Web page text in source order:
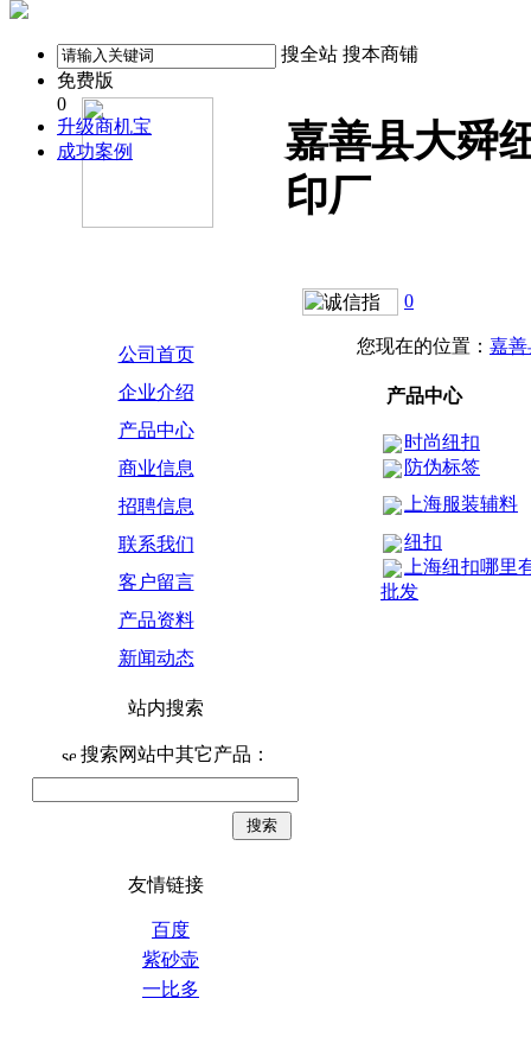
搜全站 搜本商铺
免费版
0
升级商机宝
成功案例
嘉善县大舜
印厂
0
公司首页
企业介绍
产品中心
商业信息
招聘信息
联系我们
客户留言
产品资料
新闻动态
站内搜索
搜索网站中其它产品：
友情链接
百度
紫砂壶
一比多
您现在的位置： 嘉
产品中心
时尚纽扣
防伪标签
上海服装辅料
纽扣
上海纽扣哪里
批发